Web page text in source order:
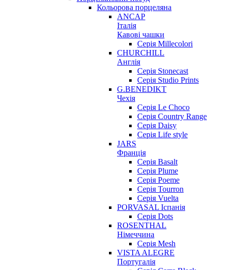
Кольорова порцеляна
ANCAP
Італія
Кавові чашки
Серія Millecolori
CHURCHILL
Англія
Серія Stonecast
Серія Studio Prints
G.BENEDIKT
Чехія
Cерія Le Choco
Серія Country Range
Серія Daisy
Серія Life style
JARS
Франція
Серія Basalt
Серія Plume
Серія Poeme
Серія Tourron
Серія Vuelta
PORVASAL Іспанія
Серія Dots
ROSENTHAL
Німеччина
Серія Mesh
VISTA ALEGRE
Португалія